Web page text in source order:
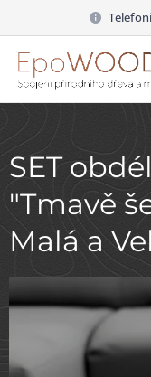
SET
"Tmavě
Malá a